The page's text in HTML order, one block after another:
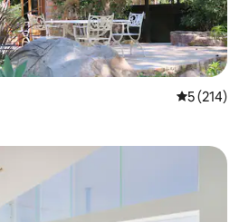
औसत रेटिंग 5
5 (214)